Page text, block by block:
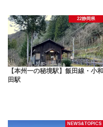
22静岡県
【本州一の秘境駅】飯田線・小和
田駅
NEWS&TOPICS